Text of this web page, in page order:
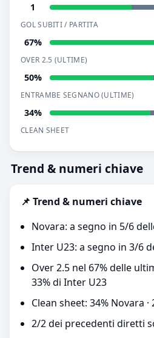
1
GOL SUBITI / PARTITA
67%
OVER 2.5 (ULTIME)
50%
ENTRAMBE SEGNANO (ULTIME)
34%
CLEAN SHEET
Trend & numeri chiave
📌 Trend & numeri chiave
Novara: a segno in 5/6
Inter U23: a segno in 3/6
Over 2.5 nel 67% delle
33% di Inter U23
Clean sheet: 34% Novara
2/2 dei precedenti diretti